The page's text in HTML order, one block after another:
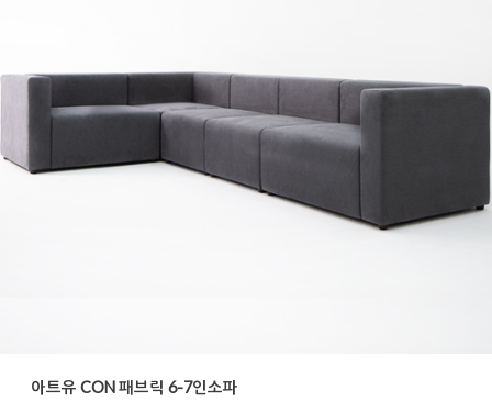
아트유 CON 패브릭 6-7인소파